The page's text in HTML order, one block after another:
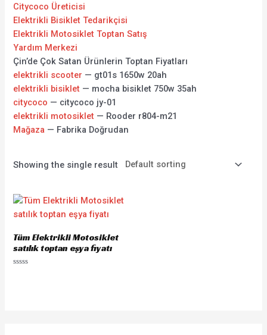
Citycoco Üreticisi
Elektrikli Bisiklet Tedarikçisi
Elektrikli Motosiklet Toptan Satış
Yardım Merkezi
Çin’de Çok Satan Ürünlerin Toptan Fiyatları
elektrikli scooter — gt01s 1650w 20ah
elektrikli bisiklet — mocha bisiklet 750w 35ah
citycoco — citycoco jy-01
elektrikli motosiklet — Rooder r804-m21
Mağaza — Fabrika Doğrudan
Showing the single result
Tüm Elektrikli Motosiklet
satılık toptan eşya fiyatı